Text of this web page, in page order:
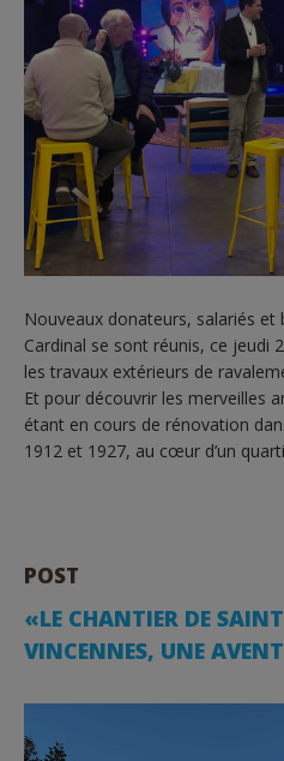
Nouveaux donateurs, salariés et
Cardinal se sont réunis, ce jeudi
les travaux extérieurs de
Et pour découvrir les merveilles
étant en cours de rénovation
1912 et 1927, au cœur d’un
POST
«LE CHANTIER DE
VINCENNES, UNE